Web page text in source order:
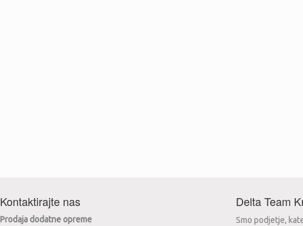
Kontaktirajte nas
Prodaja dodatne opreme
Delta Team
Smo podjetje,